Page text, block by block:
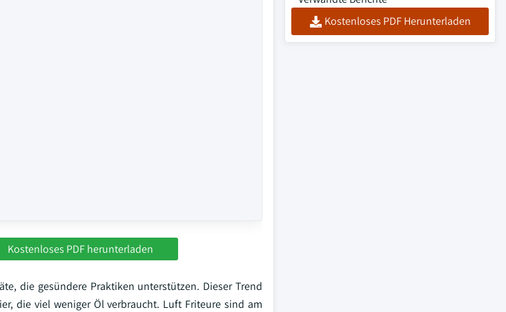
Kostenloses PDF herunterladen
die gesündere Praktiken unterstützen. Dieser Trend
die viel weniger Öl verbraucht. Luft Friteure sind am
Kostenloses PDF Herunterladen